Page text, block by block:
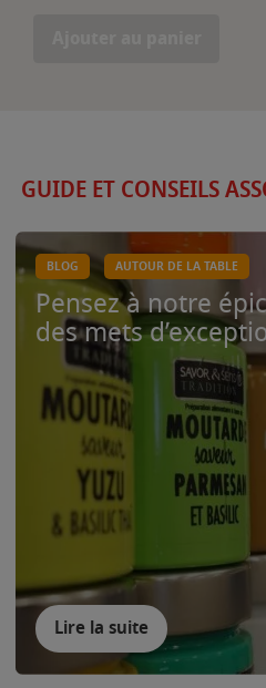
GUIDE ET CONSEILS
BLOG AUTOUR DE LA TABLE
Pensez à notre
des mets
Lire la suite